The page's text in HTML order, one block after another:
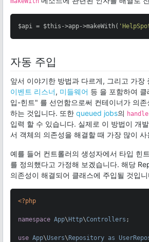
$api = $this->app->makeWith(
자동 주입
앞서 이야기한 방법과 다르게, 그리고 가장
이벤트 리스너, 미들웨어 등 을 포함하여
입-힌트" 를 선언함으로써 컨테이너가 의
하는 것입니다. 또한 queued jobs의 handle
입력 할 수 있습니다. 실제로 이 방법이 개
서 객체의 의존성을 해결할 때 가장 많이
예를 들어 컨트롤러의 생성자에서 타입 힌
를 정의했다고 가정해 보겠습니다. 해당
의존성이 해결되어 클래스에 주입될 것입
<?php
namespace App\Http\Controllers ;
use App\Users\Repository as